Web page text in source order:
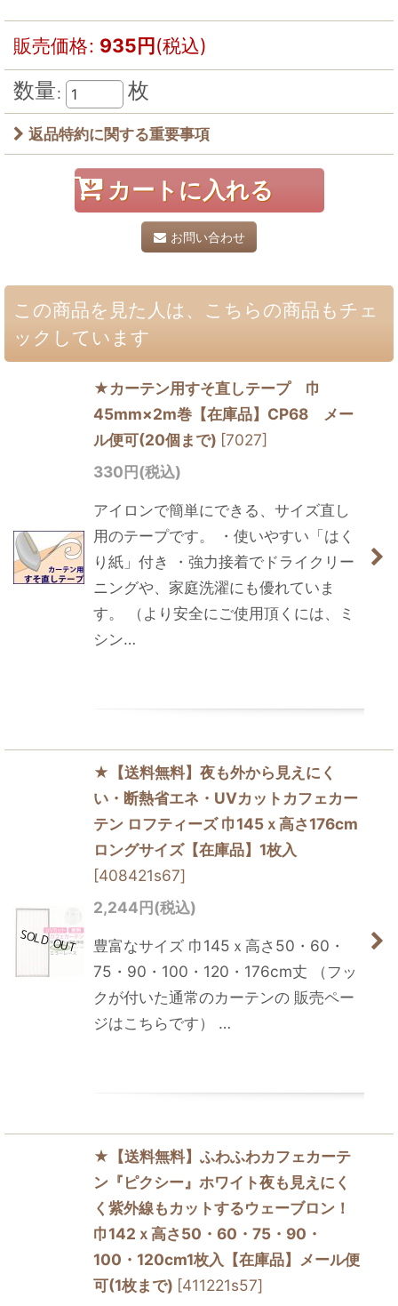
販売価格: 935円(税込)
数量: 枚
返品特約に関する重要事項
カートに入れる
お問い合わせ
この商品を見た人は、こちらの商品もチェ
ックしています
★カーテン用すそ直しテープ 巾
45mm×2m巻【在庫品】CP68 メー
ル便可(20個まで) [7027]
330円(税込)
アイロンで簡単にできる、サイズ直し
用のテープです。 ・使いやすい「はく
り紙」付き ・強力接着でドライクリー
ニングや、家庭洗濯にも優れていま
す。 （より安全にご使用頂くには、ミ
シン…
★【送料無料】夜も外から見えにく
い・断熱省エネ・UVカットカフェカー
テン ロフティーズ 巾145ｘ高さ176cm
ロングサイズ【在庫品】1枚入
[408421s67]
2,244円(税込)
豊富なサイズ 巾145ｘ高さ50・60・
75・90・100・120・176cm丈 （フッ
クが付いた通常のカーテンの 販売ペー
ジはこちらです） …
★【送料無料】ふわふわカフェカーテ
ン『ピクシー』ホワイト夜も見えにく
く紫外線もカットするウェーブロン！
巾142ｘ高さ50・60・75・90・
100・120cm1枚入【在庫品】メール便
可(1枚まで) [411221s57]